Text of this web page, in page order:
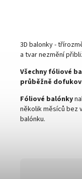
3D balonky -
a tvar nezmění
Všechny fóliové
průběžně
Fóliové balónky
několik měsíců bez
balónku.